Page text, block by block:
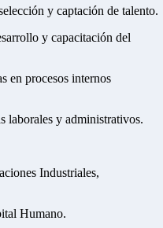
y captación de talento.
y capacitación del
en procesos internos
laborales y administrativos.
Industriales,
Humano.